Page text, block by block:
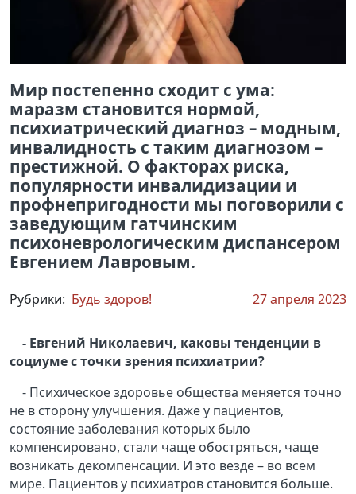
Мир постепенно сходит с ума:
маразм становится нормой,
психиатрический диагноз – модным,
инвалидность с таким диагнозом –
престижной. О факторах риска,
популярности инвалидизации и
профнепригодности мы поговорили с
заведующим гатчинским
психоневрологическим диспансером
Евгением Лавровым.
Рубрики: Будь здоров! 27 апреля 2023
- Евгений Николаевич, каковы тенденции в
социуме с точки зрения психиатрии?
- Психическое здоровье общества меняется точно
не в сторону улучшения. Даже у пациентов,
состояние заболевания которых было
компенсировано, стали чаще обостряться, чаще
возникать декомпенсации. И это везде – во всем
мире. Пациентов у психиатров становится больше.